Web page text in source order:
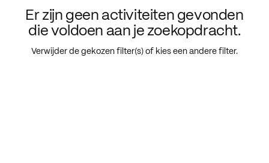
Er zijn geen activiteiten gevonden
die voldoen aan je zoekopdracht.
Verwijder de gekozen filter(s) of kies een andere filter.